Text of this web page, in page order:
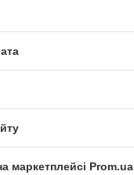
маркетплейсі Prom.ua